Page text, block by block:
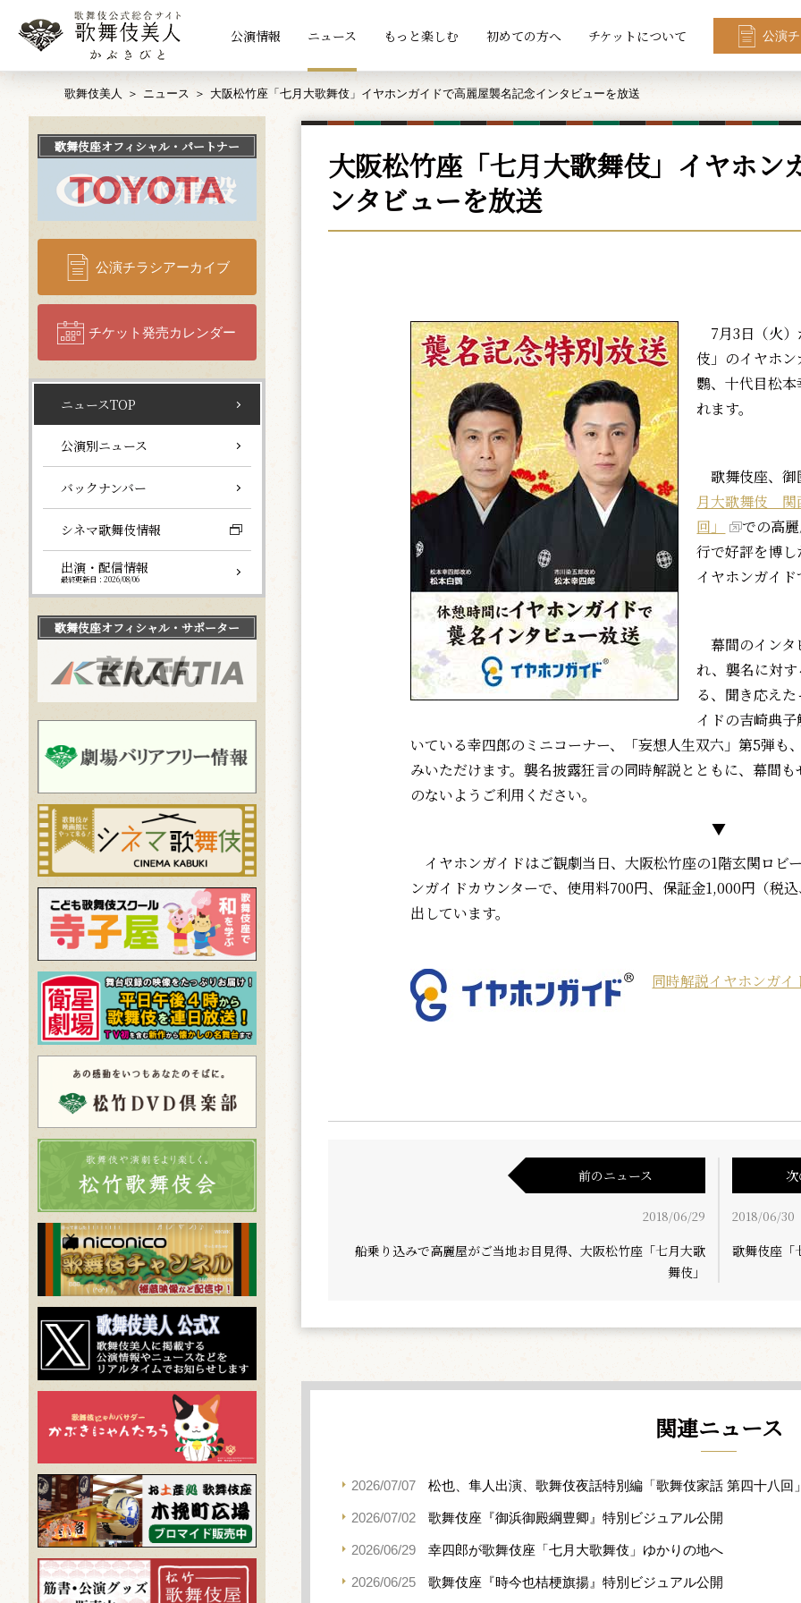
公演情報 ニュース もっと楽しむ 初めての方へ チケットについて 公演
歌舞伎美人 ニュース 大阪松竹座「七月大歌舞伎」イヤホンガイドで高麗屋襲名記念インタビューを放送
大阪松竹座「七月大歌舞伎」イヤホン
ンタビューを放送
7月3日（火）
伎」のイヤホ
鸚、十代目松
れます。
歌舞伎座、御
月大歌舞伎 関
回」
での高
行で好評を博
イヤホンガイ
幕間のインタ
れ、襲名に対
る、聞き応え
イドの吉崎典
いている幸四郎のミニコーナー、「妄想人生双六」第5弾も
みいただけます。襲名披露狂言の同時解説とともに、幕間
のないようご利用ください。
▼
イヤホンガイドはご観劇当日、大阪松竹座の1階玄関ロビ
ンガイドカウンターで、使用料700円、保証金1,000円（税
出しています。
同時解説イヤホンガ
前のニュース
2018/06/29
船乗り込みで高麗屋がご当地お目見得、大阪松竹座「七月大歌
舞伎」
2018/06/30
歌舞伎座「
関連ニュース
2026/07/07 松也、隼人出演、歌舞伎夜話特別編「歌舞伎家話 第四十八回
2026/07/02 歌舞伎座『御浜御殿綱豊卿』特別ビジュアル公開
2026/06/29 幸四郎が歌舞伎座「七月大歌舞伎」ゆかりの地へ
2026/06/25 歌舞伎座『時今也桔梗旗揚』特別ビジュアル公開
歌舞伎座オフィシャル・パートナー
公演チラシアーカイブ
チケット発売カレンダー
ニュースTOP
公演別ニュース
バックナンバー
シネマ歌舞伎情報
出演・配信情報
最終更新日：2026/08/06
歌舞伎座オフィシャル・サポーター